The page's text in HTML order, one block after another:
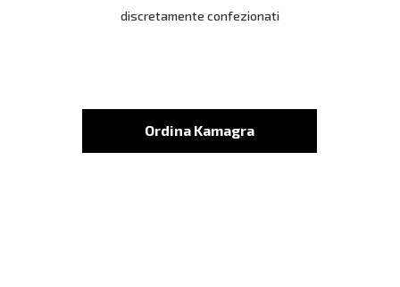
discretamente confezionati
Ordina Kamagra